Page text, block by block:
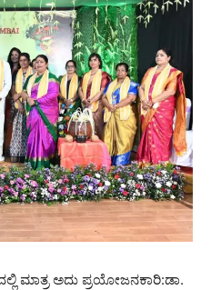
ಮಾತ್ರ ಅದು ಪ್ರಯೋಜನಕಾರಿ:ಡಾ.